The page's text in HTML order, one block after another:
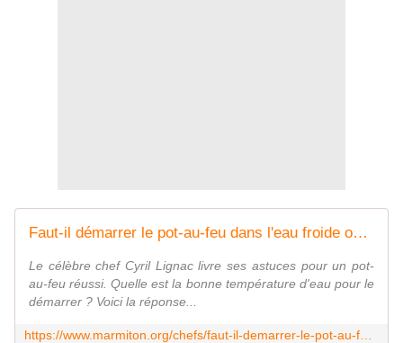
Faut-il démarrer le pot-au-feu dans l'eau froide ou l'eau chaude ? Cyril Lignac tranche !
Le célèbre chef Cyril Lignac livre ses astuces pour un pot-
au-feu réussi. Quelle est la bonne température d'eau pour le
démarrer ? Voici la réponse...